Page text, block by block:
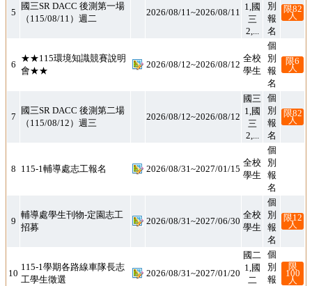
5
國三SR DACC 後測第一場
（115/08/11）週二
2026/08/11~2026/08/11
2,... 名
限82
人
6
★★115環境知識競賽說明
會★★
2026/08/12~2026/08/12
全校
學生
個
別
報
名
限6
人
7
國三SR DACC 後測第二場
（115/08/12）週三
2026/08/12~2026/08/12
國三
1,國
三
2,...
個
別
報
名
限82
人
8 115-1輔導處志工報名 2026/08/31~2027/01/15
全校
學生
個
別
報
名
9
輔導處學生刊物-定園志工
招募
2026/08/31~2027/06/30
全校
學生
個
別
報
名
限12
人
10
115-1學期各路線車隊長志
工學生徵選
2026/08/31~2027/01/20
國二
1,國
二 個
別
報
限
100
人